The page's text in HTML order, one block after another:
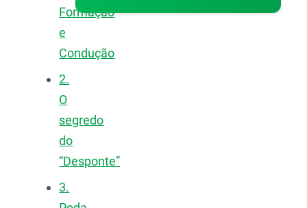
Formação
e
Condução
2.
O
segredo
do
“Desponte”
3.